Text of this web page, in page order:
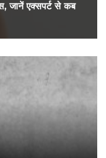
जानें एक्सपर्ट से कब